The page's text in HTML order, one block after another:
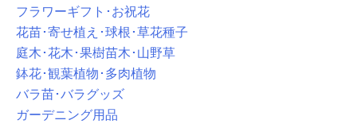
フラワーギフト･お祝花
花苗･寄せ植え･球根･草花種子
庭木･花木･果樹苗木･山野草
鉢花･観葉植物･多肉植物
バラ苗･バラグッズ
ガーデニング用品